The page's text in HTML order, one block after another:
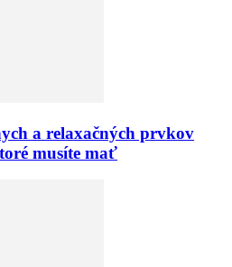
a relaxačných prvkov
musíte mať